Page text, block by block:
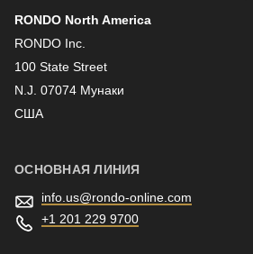
Фамилия
RONDO North America
RONDO Inc.
100 State Street
N.J. 07074 Мунаки
США
ОСНОВНАЯ ЛИНИЯ
info.us@rondo-online.com
+1 201 229 9700